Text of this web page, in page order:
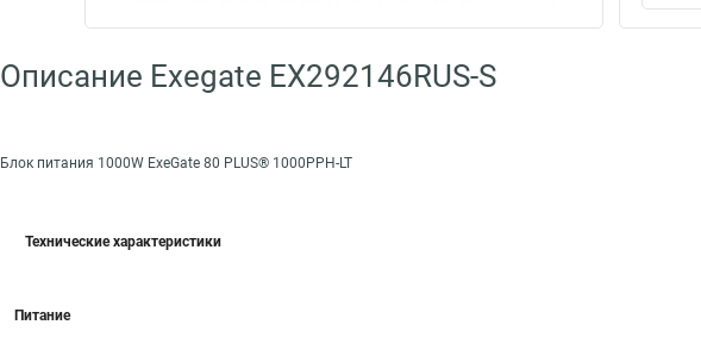
Описание Exegate EX292146RUS-S
Блок питания 1000W ExeGate 80 PLUS® 1000PPH-LT
Технические характеристики
Питание